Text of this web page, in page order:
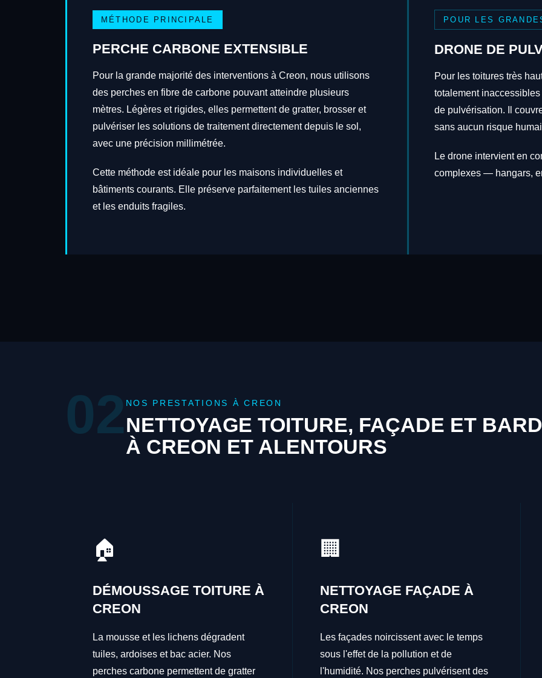
MÉTHODE PRINCIPALE
PERCHE CARBONE EXTENSIBLE
Pour la grande majorité des interventions à Creon, nous utilisons
des perches en fibre de carbone pouvant atteindre plusieurs
mètres. Légères et rigides, elles permettent de gratter, brosser et
pulvériser les solutions de traitement directement depuis le sol,
avec une précision millimétrée.
Cette méthode est idéale pour les maisons individuelles et
bâtiments courants. Elle préserve parfaitement les tuiles anciennes
et les enduits fragiles.
POUR LES
DRONE DE
Pour les toitures très
totalement
de pulvérisation. Il
sans aucun risque
Le drone intervient en
complexes — hangars,
02 NOS PRESTATIONS À CREON
NETTOYAGE TOITURE, FAÇADE ET
À CREON ET ALENTOURS
🏠
DÉMOUSSAGE TOITURE À
CREON
La mousse et les lichens dégradent
tuiles, ardoises et bac acier. Nos
perches carbone permettent de gratter
🏢
NETTOYAGE FAÇADE À
CREON
Les façades noircissent avec le temps
sous l'effet de la pollution et de
l'humidité. Nos perches pulvérisent des